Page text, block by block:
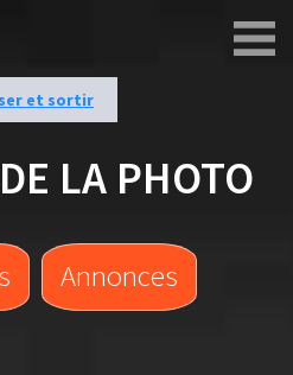
et sortir
LA PHOTO
Annonces